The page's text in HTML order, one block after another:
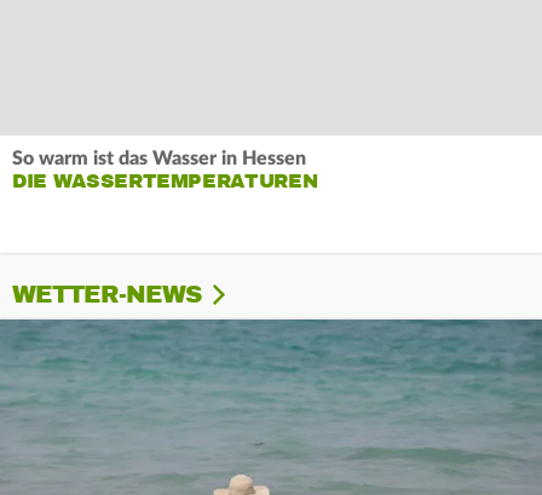
So warm ist das Wasser in Hessen
DIE WASSERTEMPERATUREN
WETTER-NEWS